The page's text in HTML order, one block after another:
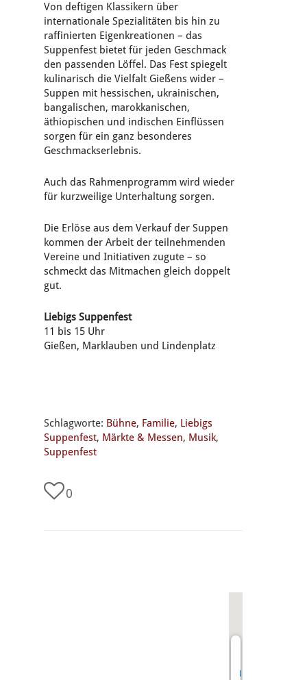
Von deftigen Klassikern über
internationale Spezialitäten bis hin zu
raffinierten Eigenkreationen – das
Suppenfest bietet für jeden Geschmack
den passenden Löffel. Das Fest spiegelt
kulinarisch die Vielfalt Gießens wider –
Suppen mit hessischen, ukrainischen,
bangalischen, marokkanischen,
äthiopischen und indischen Einflüssen
sorgen für ein ganz besonderes
Geschmackserlebnis.
Auch das Rahmenprogramm wird wieder
für kurzweilige Unterhaltung sorgen.
Die Erlöse aus dem Verkauf der Suppen
kommen der Arbeit der teilnehmenden
Vereine und Initiativen zugute – so
schmeckt das Mitmachen gleich doppelt
gut.
Liebigs Suppenfest
11 bis 15 Uhr
Gießen, Marklauben und Lindenplatz
Schlagworte: Bühne, Familie, Liebigs
Suppenfest, Märkte & Messen, Musik,
Suppenfest
0
Lindenplatz